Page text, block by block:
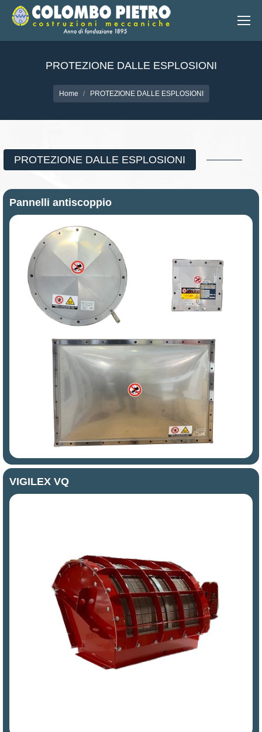
PROTEZIONE DALLE ESPLOSIONI
You are here:
Home PROTEZIONE DALLE ESPLOSIONI
PROTEZIONE DALLE ESPLOSIONI
Pannelli antiscoppio
VIGILEX VQ